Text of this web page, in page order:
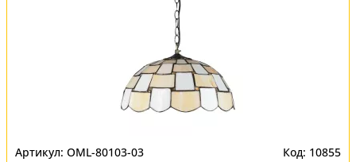
OML-80103-03 10855